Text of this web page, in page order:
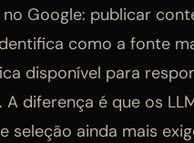
Google: publicar
como a fonte
disponível para
A diferença é que os
seleção ainda mais